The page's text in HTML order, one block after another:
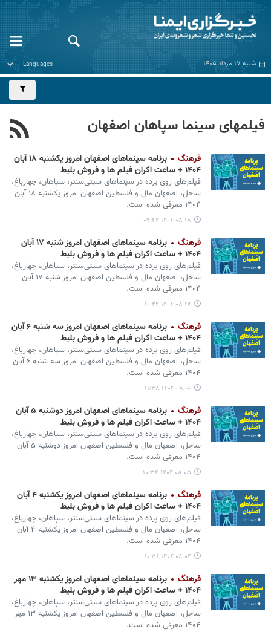
شنبه ۱۷ مرداد ۱۴۰۵
فیلمهای سینما سپاهان اصفهان
فرهنگ
برنامه سینماهای اصفهان امروز یکشنبه ۱۸ آبان
۱۴۰۴ + ساعت اکران فیلم ها و فروش بلیط
فیلم‌های روی پرده در سینماهای سیتی‌سنتر، سپاهان، چهارباغ،
ساحل، اصفهان مال و فلسطین اصفهان امروز یکشنبه ۱۸ آبان
۱۴۰۴ معرفی شده است.
۱۴۰۴-۰۸-۱۸ ۰۹:۴۲
فرهنگ
برنامه سینماهای اصفهان امروز شنبه ۱۷ آبان
۱۴۰۴ + ساعت اکران فیلم ها و فروش بلیط
فیلم‌های روی پرده در سینماهای سیتی‌سنتر، سپاهان، چهارباغ،
ساحل، اصفهان مال و فلسطین اصفهان امروز شنبه ۱۷ آبان
۱۴۰۴ معرفی شده است.
۱۴۰۴-۰۸-۱۷ ۱۰:۲۲
فرهنگ
برنامه سینماهای اصفهان امروز سه شنبه ۶ آبان
۱۴۰۴ + ساعت اکران فیلم ها و فروش بلیط
فیلم‌های روی پرده در سینماهای سیتی‌سنتر، سپاهان، چهارباغ،
ساحل، اصفهان مال و فلسطین اصفهان امروز سه شنبه ۶ آبان
۱۴۰۴ معرفی شده است.
۱۴۰۴-۰۸-۰۶ ۱۱:۳۸
فرهنگ
برنامه سینماهای اصفهان امروز دوشنبه ۵ آبان
۱۴۰۴ + ساعت اکران فیلم ها و فروش بلیط
فیلم‌های روی پرده در سینماهای سیتی‌سنتر، سپاهان، چهارباغ،
ساحل، اصفهان مال و فلسطین اصفهان امروز دوشنبه ۵ آبان
۱۴۰۴ معرفی شده است.
۱۴۰۴-۰۸-۰۵ ۱۰:۳۴
فرهنگ
برنامه سینماهای اصفهان امروز یکشنبه ۴ آبان
۱۴۰۴ + ساعت اکران فیلم ها و فروش بلیط
فیلم‌های روی پرده در سینماهای سیتی‌سنتر، سپاهان، چهارباغ،
ساحل، اصفهان مال و فلسطین اصفهان امروز یکشنبه ۴ آبان
۱۴۰۴ معرفی شده است.
۱۴۰۴-۰۸-۰۴ ۱۰:۵۶
فرهنگ
برنامه سینماهای اصفهان امروز یکشنبه ۱۳ مهر
۱۴۰۴ + ساعت اکران فیلم ها و فروش بلیط
فیلم‌های روی پرده در سینماهای سیتی‌سنتر، سپاهان، چهارباغ،
ساحل، اصفهان مال و فلسطین اصفهان امروز یکشنبه ۱۳ مهر
۱۴۰۴ معرفی شده است.